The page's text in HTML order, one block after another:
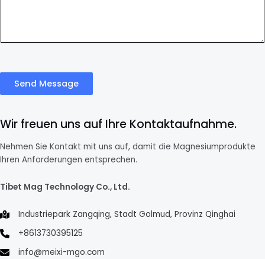
Send Message
Wir freuen uns auf Ihre Kontaktaufnahme.
Nehmen Sie Kontakt mit uns auf, damit die Magnesiumprodukte
Ihren Anforderungen entsprechen.
Tibet Mag Technology Co., Ltd.
Industriepark Zangqing, Stadt Golmud, Provinz Qinghai
+8613730395125
info@meixi-mgo.com